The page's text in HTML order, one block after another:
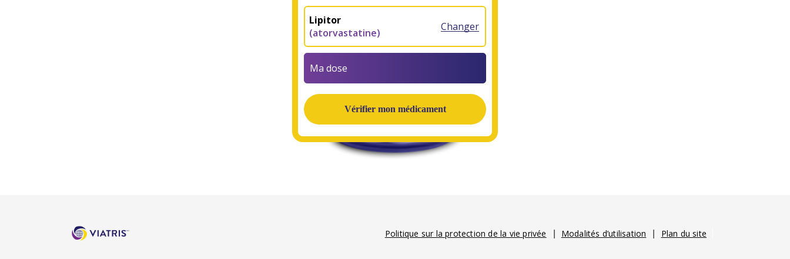
Lipitor
(atorvastatine)
Changer
Ma dose
Politique sur la protection de la vie privée Modalités d’utilisation Plan du site